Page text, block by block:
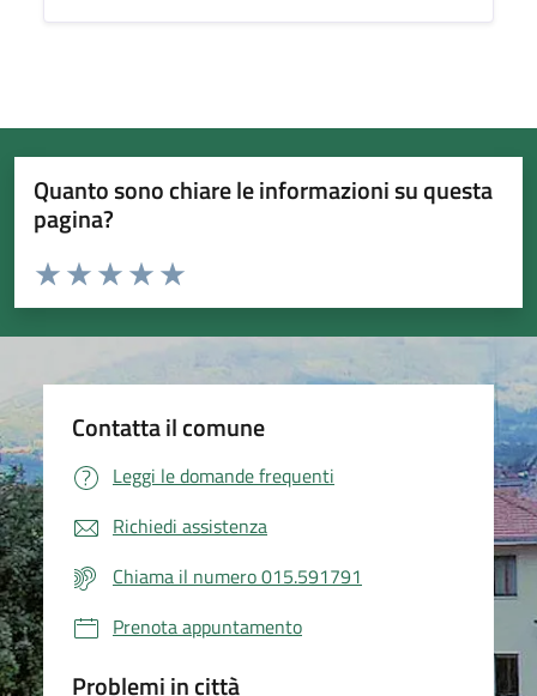
Quanto sono chiare le informazioni su questa
pagina?
Valuta da 1 a 5 stelle la pagina
Valuta 5 stelle su 5
Valuta 4 stelle su 5
Valuta 3 stelle su 5
Valuta 2 stelle su 5
Valuta 1 stelle su 5
Contatta il comune
Leggi le domande frequenti
Richiedi assistenza
Chiama il numero 015.591791
Prenota appuntamento
Problemi in città